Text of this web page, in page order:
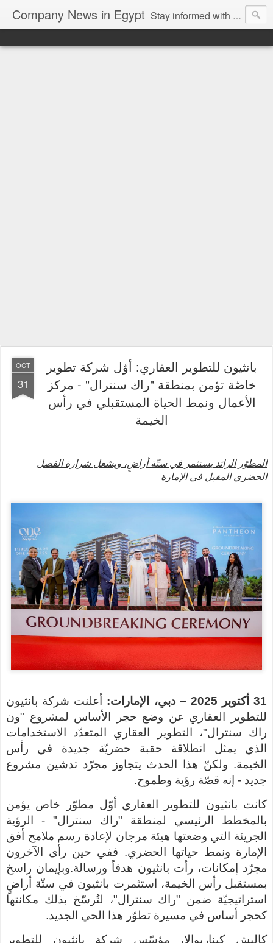
Company News in Egypt Stay informed with the latest company news and developments in Egypt and the region through our unbiased and direct news platform. Our blog publishes press releases and news directly from companies and their PR agencies, giving you a clear and unfiltered view of the industry. Make informed decisions with our easy to follow and clutter-free approach to company news.
OCT
31
بانثيون للتطوير العقاري: أوّل شركة تطوير
خاصّة تؤمن بمنطقة "راك سنترال" - مركز
الأعمال ونمط الحياة المستقبلي في رأس
الخيمة
المطوّر الرائد يستثمر في ستّة أراضٍ، ويشعل شرارة الفصل
الحضري المقبل في الإمارة
31 أكتوبر 2025 – دبي، الإمارات:
أعلنت شركة بانثيون
للتطوير العقاري عن وضع حجر الأساس لمشروع "ون
راك سنترال"، التطوير العقاري المتعدّد الاستخدامات
الذي يمثل انطلاقة حقبة حضريّة جديدة في رأس
الخيمة. ولكنّ هذا الحدث يتجاوز مجرّد تدشين مشروع
جديد - إنه قصّة رؤية وطموح.
كانت بانثيون للتطوير العقاري أوّل مطوّر خاص يؤمن
بالمخطط الرئيسي لمنطقة "راك سنترال" - الرؤية
الجريئة التي وضعتها هيئة مرجان لإعادة رسم ملامح أفق
الإمارة ونمط حياتها الحضري. ففي حين رأى الآخرون
مجرّد إمكانات، رأت بانثيون هدفاً ورسالة.وبإيمان راسخ
بمستقبل رأس الخيمة، استثمرت بانثيون في ستّة أراضٍ
استراتيجيّة ضمن "راك سنترال"، لتُرسّخ بذلك مكانتها
كحجر أساس في مسيرة تطوّر هذا الحي الجديد.
كالبش كيناريوالا، مؤسّس شركة بانثيون للتطوير